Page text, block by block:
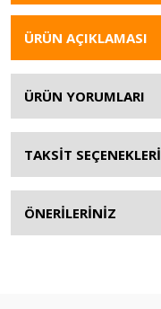
ÜRÜN AÇIKLAMASI
ÜRÜN YORUMLARI
TAKSİT SEÇENEKLERİ
ÖNERİLERİNİZ